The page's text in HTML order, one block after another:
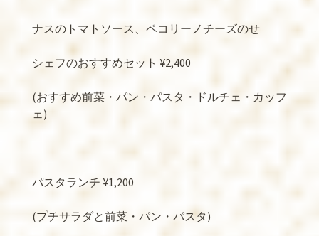
ナスのトマトソース、ペコリーノチーズのせ
シェフのおすすめセット ¥2,400
(おすすめ前菜・パン・パスタ・ドルチェ・カッフ
ェ)
パスタランチ ¥1,200
(プチサラダと前菜・パン・パスタ)